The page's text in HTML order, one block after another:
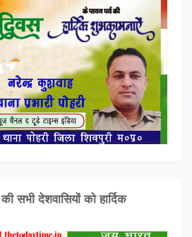
सभी देशवासियों को हार्दिक